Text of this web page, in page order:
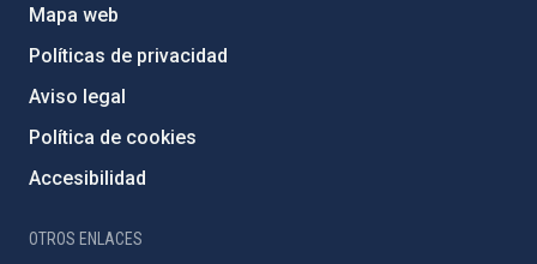
Mapa web
Políticas de privacidad
Aviso legal
Política de cookies
Accesibilidad
OTROS ENLACES